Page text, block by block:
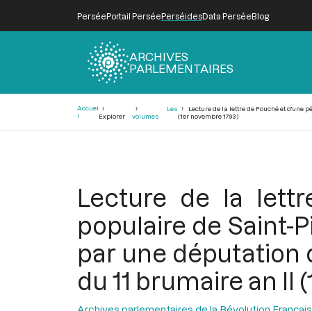
PerséePortail PerséePerséidesData PerséeBlog
ARCHIVES
PARLEMENTAIRES
Accuei
l
Explorer
Les
volumes
Lecture de la lettre de Fouché et d'une
(1er novembre 1793)
Lecture de la
populaire de Saint-
par une députation
du 11 brumaire an II